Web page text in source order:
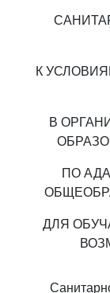
К
В
ПО
ДЛЯ